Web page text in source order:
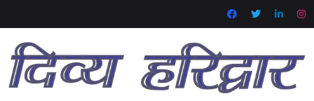
to
content